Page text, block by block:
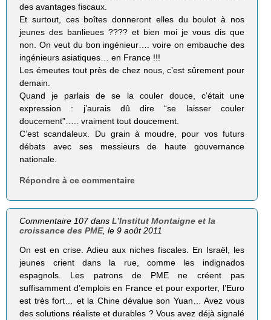
des avantages fiscaux.
Et surtout, ces boîtes donneront elles du boulot à nos
jeunes des banlieues ???? et bien moi je vous dis que
non. On veut du bon ingénieur…. voire on embauche des
ingénieurs asiatiques… en France !!!
Les émeutes tout près de chez nous, c’est sûrement pour
demain.
Quand je parlais de se la couler douce, c’était une
expression : j’aurais dû dire “se laisser couler
doucement”….. vraiment tout doucement.
C’est scandaleux. Du grain à moudre, pour vos futurs
débats avec ses messieurs de haute gouvernance
nationale.
Répondre à ce commentaire
Commentaire 107 dansL’Institut Montaigne et la
croissance des PME, le 9 août 2011
On est en crise. Adieu aux niches fiscales. En Israël, les
jeunes crient dans la rue, comme les indignados
espagnols. Les patrons de PME ne créent pas
suffisamment d’emplois en France et pour exporter, l’Euro
est très fort… et la Chine dévalue son Yuan… Avez vous
des solutions réaliste et durables ? Vous avez déjà signalé